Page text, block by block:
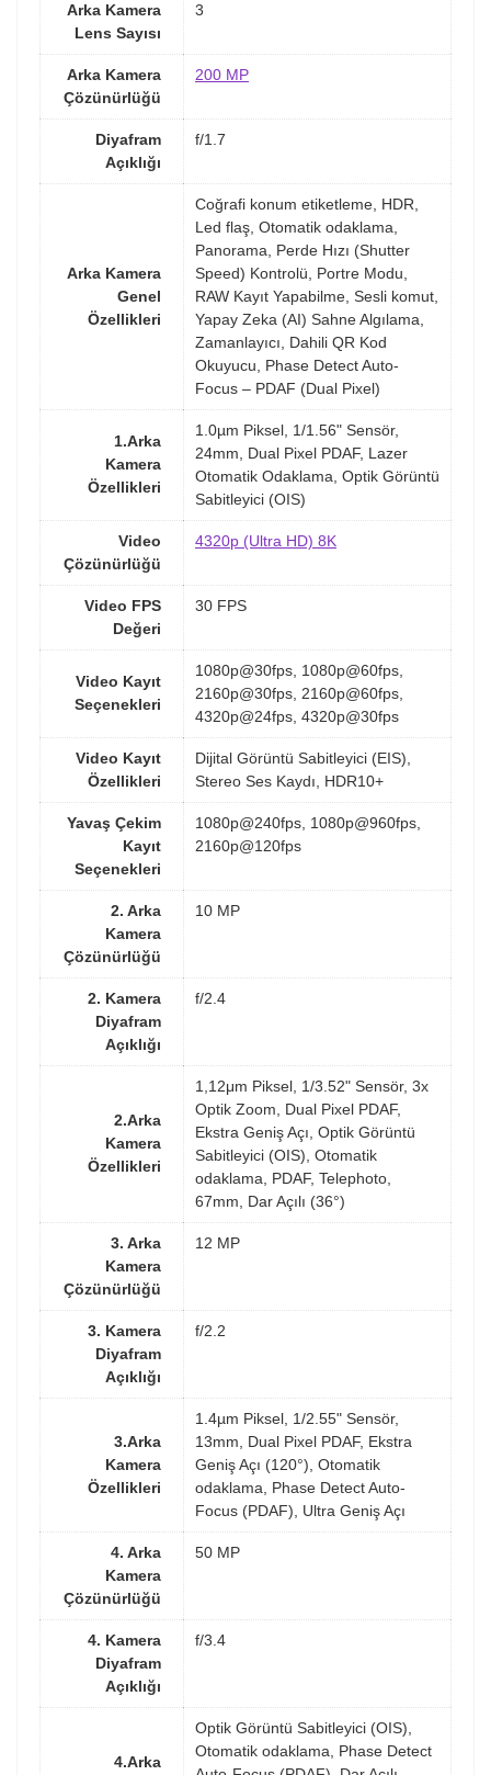
Arka Kamera
Lens Sayısı
3
Arka Kamera
Çözünürlüğü
200 MP
Diyafram
Açıklığı
f/1.7
Arka Kamera
Genel
Özellikleri
Coğrafi konum etiketleme, HDR,
Led flaş, Otomatik odaklama,
Panorama, Perde Hızı (Shutter
Speed) Kontrolü, Portre Modu,
RAW Kayıt Yapabilme, Sesli komut,
Yapay Zeka (AI) Sahne Algılama,
Zamanlayıcı, Dahili QR Kod
Okuyucu, Phase Detect Auto-
Focus – PDAF (Dual Pixel)
1.Arka
Kamera
Özellikleri
1.0µm Piksel, 1/1.56" Sensör,
24mm, Dual Pixel PDAF, Lazer
Otomatik Odaklama, Optik Görüntü
Sabitleyici (OIS)
Video
Çözünürlüğü
4320p (Ultra HD) 8K
Video FPS
Değeri
30 FPS
Video Kayıt
Seçenekleri
1080p@30fps, 1080p@60fps,
2160p@30fps, 2160p@60fps,
4320p@24fps, 4320p@30fps
Video Kayıt
Özellikleri
Dijital Görüntü Sabitleyici (EIS),
Stereo Ses Kaydı, HDR10+
Yavaş Çekim
Kayıt
Seçenekleri
1080p@240fps, 1080p@960fps,
2160p@120fps
2. Arka
Kamera
Çözünürlüğü
10 MP
2. Kamera
Diyafram
Açıklığı
f/2.4
2.Arka
Kamera
Özellikleri
1,12μm Piksel, 1/3.52" Sensör, 3x
Optik Zoom, Dual Pixel PDAF,
Ekstra Geniş Açı, Optik Görüntü
Sabitleyici (OIS), Otomatik
odaklama, PDAF, Telephoto,
67mm, Dar Açılı (36°)
3. Arka
Kamera
Çözünürlüğü
12 MP
3. Kamera
Diyafram
Açıklığı
f/2.2
3.Arka
Kamera
Özellikleri
1.4µm Piksel, 1/2.55" Sensör,
13mm, Dual Pixel PDAF, Ekstra
Geniş Açı (120°), Otomatik
odaklama, Phase Detect Auto-
Focus (PDAF), Ultra Geniş Açı
4. Arka
Kamera
Çözünürlüğü
50 MP
4. Kamera
Diyafram
Açıklığı
f/3.4
4.Arka
Optik Görüntü Sabitleyici (OIS),
Otomatik odaklama, Phase Detect